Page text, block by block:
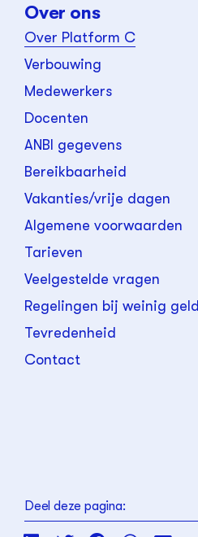
Over ons
Over Platform C
Verbouwing
Medewerkers
Docenten
ANBI gegevens
Bereikbaarheid
Vakanties/vrije dagen
Algemene voorwaarden
Tarieven
Veelgestelde vragen
Regelingen bij weinig geld
Tevredenheid
Contact
Deel deze pagina: